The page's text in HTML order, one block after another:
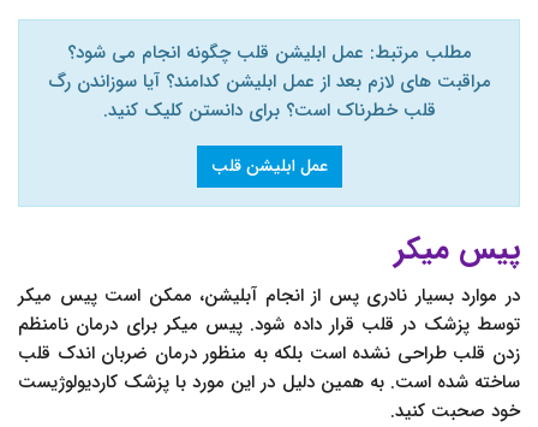
مطلب مرتبط: عمل ابلیشن قلب چگونه انجام می شود؟
مراقبت های لازم بعد از عمل ابلیشن کدامند؟ آیا سوزاندن رگ
قلب خطرناک است؟ برای دانستن کلیک کنید.
عمل ابلیشن قلب
پیس میکر
در موارد بسیار نادری پس از انجام آبلیشن، ممکن است پیس میکر
توسط پزشک در قلب قرار داده شود. پیس میکر برای درمان نامنظم
زدن قلب طراحی نشده است بلکه به منظور درمان ضربان اندک قلب
ساخته شده است. به همین دلیل در این مورد با پزشک کاردیولوژیست
خود صحبت کنید.